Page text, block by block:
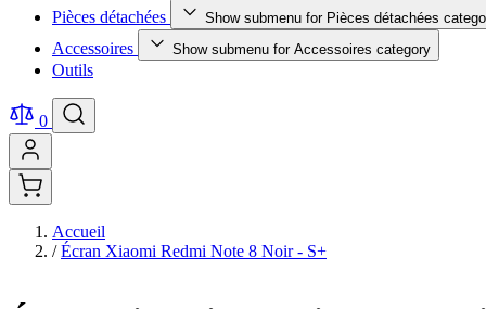
Pièces détachées Show submenu for Pièces détachées
Accessoires Show submenu for Accessoires category
Outils
0
Accueil
/ Écran Xiaomi Redmi Note 8 Noir - S+